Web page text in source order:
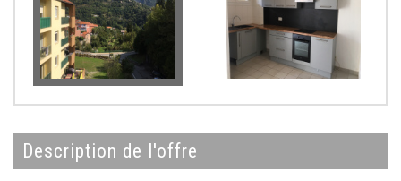
description de l'offre